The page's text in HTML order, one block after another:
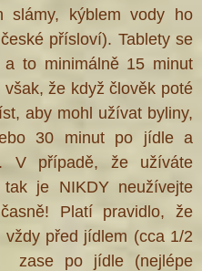
slámy, kýblem vody ho
přísloví). Tablety se
to minimálně 15 minut
že když člověk poté
aby mohl užívat byliny,
30 minut po jídle a
V případě, že užíváte
je NIKDY neužívejte
Platí pravidlo, že
před jídlem (cca 1/2
zase po jídle (nejlépe